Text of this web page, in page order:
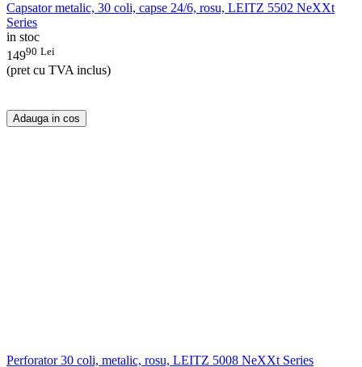
Capsator metalic, 30 coli, capse 24/6, rosu, LEITZ 5502 NeXXt
Series
in stoc
14990 Lei
(pret cu TVA inclus)
Adauga in cos
Perforator 30 coli, metalic, rosu, LEITZ 5008 NeXXt Series